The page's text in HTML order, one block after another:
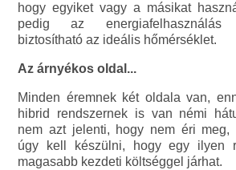
hogy egyiket vagy a másikat
pedig az energiafelhasználás
biztosítható az ideális hőmérséklet.
Az árnyékos oldal...
Minden éremnek két oldala van,
hibrid rendszernek is van némi
nem azt jelenti, hogy nem éri meg,
úgy kell készülni, hogy egy ilyen
magasabb kezdeti költséggel járhat.